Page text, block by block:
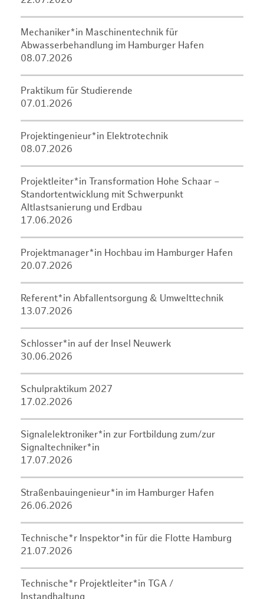
Mechaniker*in Maschinentechnik für
Abwasserbehandlung im Hamburger Hafen
08.07.2026
Praktikum für Studierende
07.01.2026
Projektingenieur*in Elektrotechnik
08.07.2026
Projektleiter*in Transformation Hohe Schaar –
Standortentwicklung mit Schwerpunkt
Altlastsanierung und Erdbau
17.06.2026
Projektmanager*in Hochbau im Hamburger Hafen
20.07.2026
Referent*in Abfallentsorgung & Umwelttechnik
13.07.2026
Schlosser*in auf der Insel Neuwerk
30.06.2026
Schulpraktikum 2027
17.02.2026
Signalelektroniker*in zur Fortbildung zum/zur
Signaltechniker*in
17.07.2026
Straßenbauingenieur*in im Hamburger Hafen
26.06.2026
Technische*r Inspektor*in für die Flotte Hamburg
21.07.2026
Technische*r Projektleiter*in TGA /